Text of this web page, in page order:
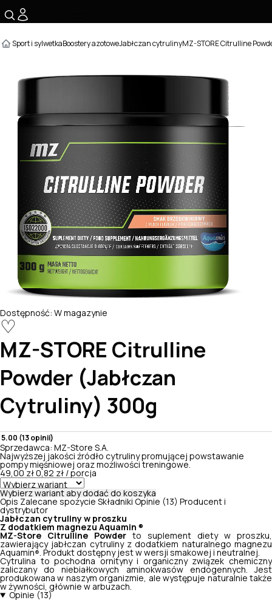
Sport i sylwetkaBoostery azotoweJabłczan cytrulinyMZ-STORE Citrulline
Dostępność: W magazynie
♡
MZ-STORE Citrulline
Powder (Jabłczan
Cytruliny) 300g
5.00 (13 opinii)
Sprzedawca: MZ-Store S.A.
Najwyższej jakości źródło cytruliny promującej powstawanie
pompy mięśniowej oraz możliwości treningowe.
49,00 zł 0,82 zł / porcja
Wybierz wariant aby dodać do koszyka
Opis Zalecane spożycie Składniki Opinie (13) Producent i
dystrybutor
Jabłczan cytruliny w proszku
Z dodatkiem magnezu Aquamin ®
MZ-Store Citrulline Powder to suplement diety w proszku,
zawierający jabłczan cytruliny z dodatkiem naturalnego magnezu
Aquamin®
. Produkt dostępny jest w wersji smakowej i neutralnej.
Cytrulina to pochodna ornityny i organiczny związek chemiczny
zaliczany do niebiałkowych aminokwasów endogennych. Jest
produkowana w naszym organizmie, ale występuje naturalnie także
w żywności, głównie w arbuzach.
Opinie (13)